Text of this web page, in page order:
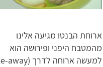
ארוחת הבנטו מגיעה אלינו
מהמטבח היפני ופירושה הוא
למעשה ארוחה לדרך (Take-away) לסועד בודד.